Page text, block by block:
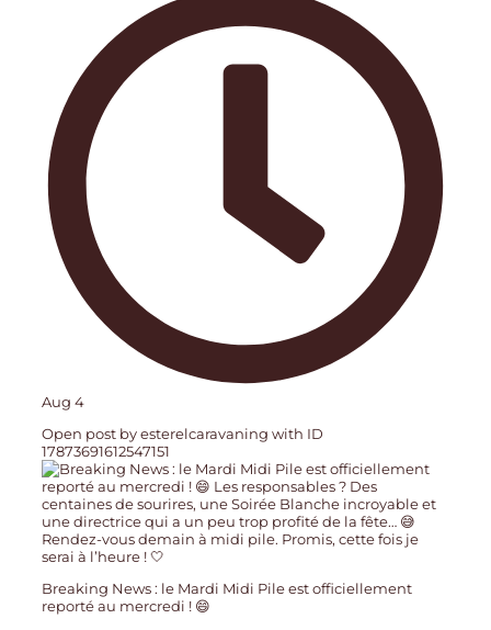
Aug 4
Open post by esterelcaravaning with ID
17873691612547151
Breaking News : le Mardi Midi Pile est officiellement
reporté au mercredi ! 😄